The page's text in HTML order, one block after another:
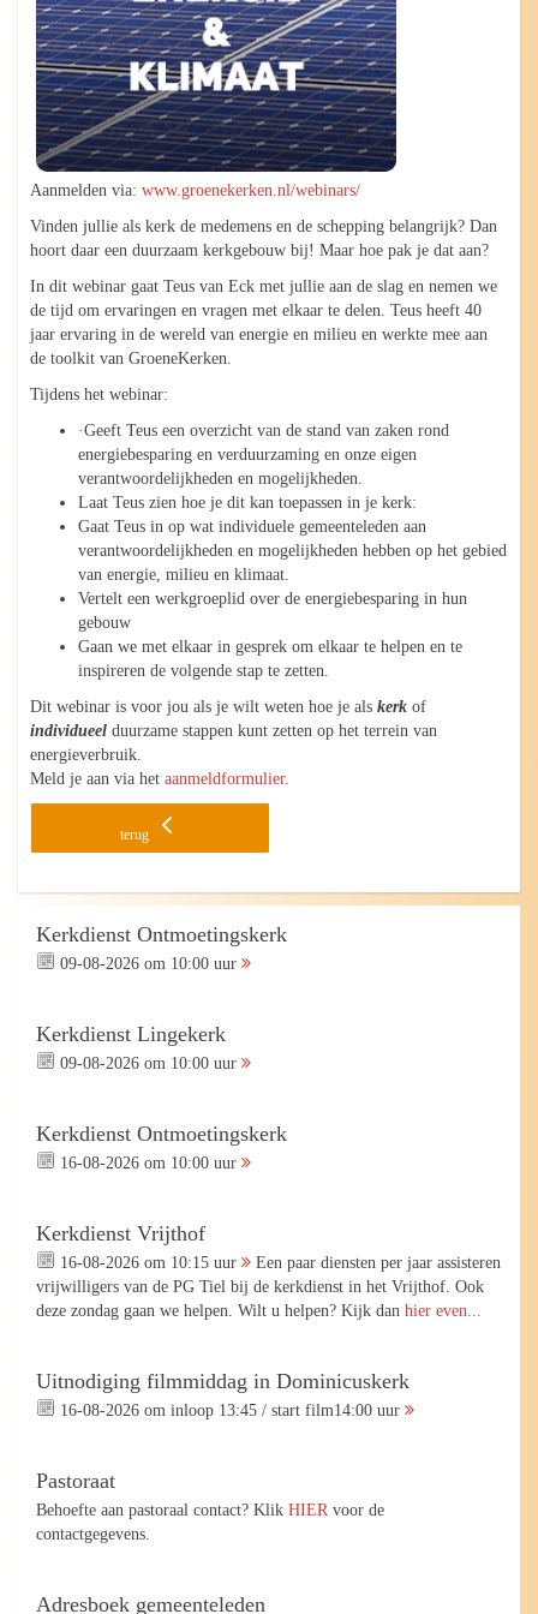
Aanmelden via:www.groenekerken.nl/webinars/
Vinden jullie als kerk de medemens en de schepping belangrijk? Dan
hoort daar een duurzaam kerkgebouw bij! Maar hoe pak je dat aan?
In dit webinar gaat Teus van Eck met jullie aan de slag en nemen we
de tijd om ervaringen en vragen met elkaar te delen. Teus heeft 40
jaar ervaring in de wereld van energie en milieu en werkte mee aan
de toolkit van GroeneKerken.
Tijdens het webinar:
·Geeft Teus een overzicht van de stand van zaken rond
energiebesparing en verduurzaming en onze eigen
verantwoordelijkheden en mogelijkheden.
Laat Teus zien hoe je dit kan toepassen in je kerk:
Gaat Teus in op wat individuele gemeenteleden aan
verantwoordelijkheden en mogelijkheden hebben op het gebied
van energie, milieu en klimaat.
Vertelt een werkgroeplid over de energiebesparing in hun
gebouw
Gaan we met elkaar in gesprek om elkaar te helpen en te
inspireren de volgende stap te zetten.
Dit webinar is voor jou als je wilt weten hoe je alskerkof
individueelduurzame stappen kunt zetten op het terrein van
energieverbruik.
Meld je aan via hetaanmeldformulier.
terug
Kerkdienst Ontmoetingskerk
09-08-2026 om 10:00 uur
Kerkdienst Lingekerk
09-08-2026 om 10:00 uur
Kerkdienst Ontmoetingskerk
16-08-2026 om 10:00 uur
Kerkdienst Vrijthof
16-08-2026 om 10:15 uur
Een paar diensten per jaar assisteren
vrijwilligers van de PG Tiel bij de kerkdienst in het Vrijthof. Ook
deze zondag gaan we helpen. Wilt u helpen? Kijk dan hier even...
Uitnodiging filmmiddag in Dominicuskerk
16-08-2026 om inloop 13:45 / start film14:00 uur
Pastoraat
Behoefte aan pastoraal contact? Klik HIER voor de
contactgegevens.
Adresboek gemeenteleden